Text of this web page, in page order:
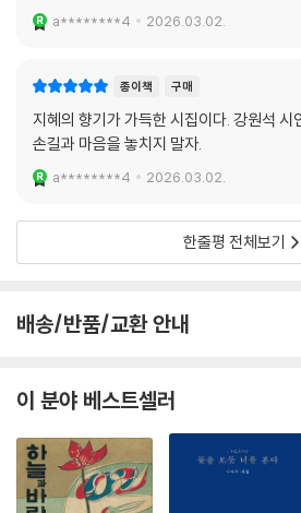
a********4 2026.03.02.
종이책 구매
지혜의 향기가 가득한 시집이다. 강원석 시
손길과 마음을 놓치지 말자.
a********4 2026.03.02.
한줄평 전체보기
배송/반품/교환 안내
이 분야 베스트셀러